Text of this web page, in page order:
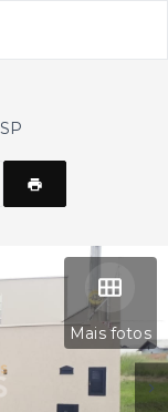
Mais fotos